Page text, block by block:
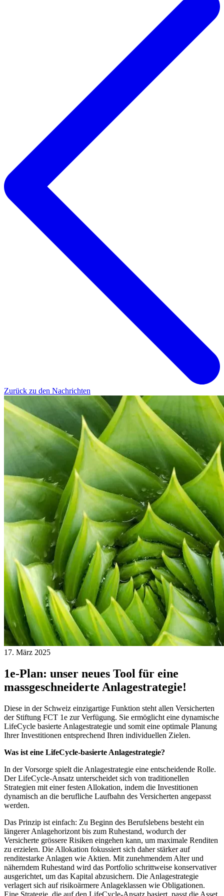
Zurück zu den Nachrichten
17. März 2025
1e-Plan: unser neues Tool für eine
massgeschneiderte Anlagestrategie!
Diese in der Schweiz einzigartige Funktion steht allen Versicherten
der Stiftung FCT 1e zur Verfügung. Sie ermöglicht eine dynamische
LifeCycle basierte Anlagestrategie und somit eine optimale Planung
Ihrer Investitionen entsprechend Ihren individuellen Zielen.
Was ist eine LifeCycle-basierte Anlagestrategie?
In der Vorsorge spielt die Anlagestrategie eine entscheidende Rolle.
Der LifeCycle-Ansatz unterscheidet sich von traditionellen
Strategien mit einer festen Allokation, indem die Investitionen
dynamisch an die berufliche Laufbahn des Versicherten angepasst
werden.
Das Prinzip ist einfach: Zu Beginn des Berufslebens besteht ein
längerer Anlagehorizont bis zum Ruhestand, wodurch der
Versicherte grössere Risiken eingehen kann, um maximale Renditen
zu erzielen. Die Allokation fokussiert sich daher stärker auf
renditestarke Anlagen wie Aktien. Mit zunehmendem Alter und
näherndem Ruhestand wird das Portfolio schrittweise konservativer
ausgerichtet, um das Kapital abzusichern. Die Anlagestrategie
verlagert sich auf risikoärmere Anlageklassen wie Obligationen.
Eine Strategie, die auf den LifeCycle-Ansatz basiert, passt die Asset